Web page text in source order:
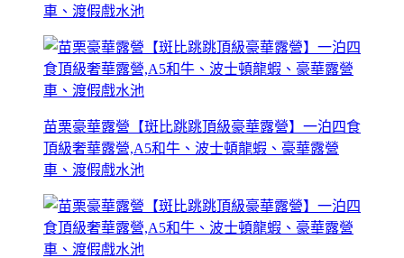
車、渡假戲水池
苗栗豪華露營【斑比跳跳頂級豪華露營】一泊四食
頂級奢華露營,A5和牛、波士頓龍蝦、豪華露營
車、渡假戲水池